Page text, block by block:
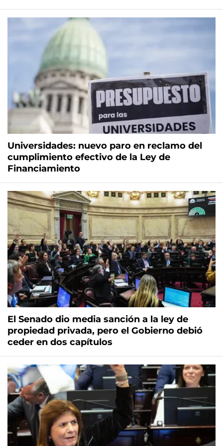
Universidades: nuevo paro en reclamo del
cumplimiento efectivo de la Ley de
Financiamiento
El Senado dio media sanción a la ley de
propiedad privada, pero el Gobierno debió
ceder en dos capítulos